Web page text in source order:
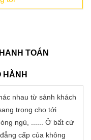
TOÁN
HÀNH
nhau từ sảnh khách
trọng cho tới
ngủ, ...... Ở bất cứ
cấp của không